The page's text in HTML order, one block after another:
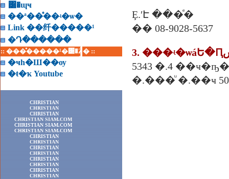
͸�ɰҹ
��ª��ͤ��ʵ�ѡ�
Link ��纤�����¹
�Դ������
:: ���ͤ�����¹�͹�Ź� ::
�ҹһ�Ш��ѹ
�ŧ�ҡ Youtube
CHRISTIAN
CHRISTIAN
CHRISTIAN
CHRISTIAN SIAM.COM
CHRISTIAN SIAM.COM
CHRISTIAN SIAM.COM
CHRISTIAN
CHRISTIAN
CHRISTIAN
CHRISTIAN
CHRISTIAN
CHRISTIAN
CHRISTIAN
CHRISTIAN
Ȩ.ʹԷ ���ͤ�
�� 08-9028-5637
5343 �.4
�.���ͧ �.��ҹ